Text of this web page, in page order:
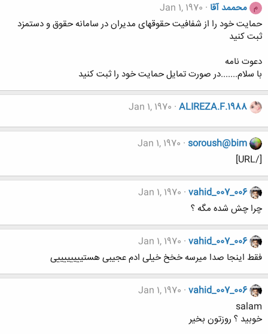
م محممد آقا Jan 1, 1970
حمایت خود را از شفافیت حقوقهای مدیران در سامانه حقوق و دستمزد
ثبت کنید
دعوت نامه
با سلام.......در صورت تمایل حمایت خود را ثبت کنید
ALIREZA.F.1988
Jan 1, 1970
soroush@bim
Jan 1, 1970
[/URL]
vahid_007_006
Jan 1, 1970
چرا چش شده مگه ؟
vahid_007_006
Jan 1, 1970
فقط اینجا صدا میرسه خخخ خیلی ادم عجیبی هستییییییییی
vahid_007_006
Jan 1, 1970
salam
خوبید ؟ روزتون بخیر